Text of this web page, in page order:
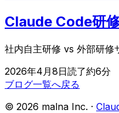
Claude Code研
社内自主研修 vs 外部研修
2026年4月8日読了約6分
ブログ一覧へ戻る
© 2026 malna Inc. ·